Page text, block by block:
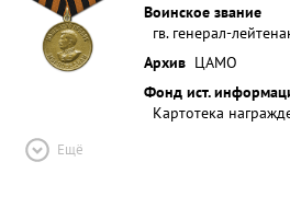
Воинское звание
гв. генерал-
Архив ЦАМО
Фонд ист.
Картотека
Ещё